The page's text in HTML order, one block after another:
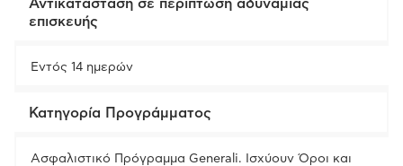
Αντικατάσταση σε περίπτωση αδυναμίας
επισκευής
Εντός 14 ημερών
Κατηγορία Προγράμματος
Ασφαλιστικό Πρόγραμμα Generali. Ισχύουν Όροι και